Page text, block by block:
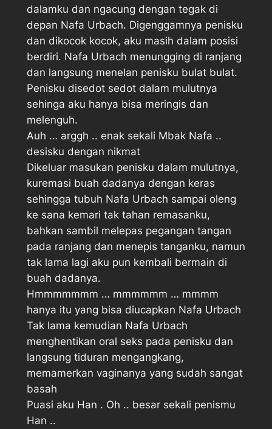
dalamku dan ngacung dengan tegak di
depan Nafa Urbach. Digenggamnya penisku
dan dikocok kocok, aku masih dalam posisi
berdiri. Nafa Urbach menungging di ranjang
dan langsung menelan penisku bulat bulat.
Penisku disedot sedot dalam mulutnya
sehinga aku hanya bisa meringis dan
melenguh.
Auh … arggh .. enak sekali Mbak Nafa .. 
desisku dengan nikmat
Dikeluar masukan penisku dalam mulutnya,
kuremasi buah dadanya dengan keras
sehingga tubuh Nafa Urbach sampai oleng
ke sana kemari tak tahan remasanku,
bahkan sambil melepas pegangan tangan
pada ranjang dan menepis tanganku, namun
tak lama lagi aku pun kembali bermain di
buah dadanya.
Hmmmmmmm … mmmmmm … mmmm 
hanya itu yang bisa diucapkan Nafa Urbach
Tak lama kemudian Nafa Urbach
menghentikan oral seks pada penisku dan
langsung tiduran mengangkang,
memamerkan vaginanya yang sudah sangat
basah
Puasi aku Han . Oh .. besar sekali penismu
Han .. 